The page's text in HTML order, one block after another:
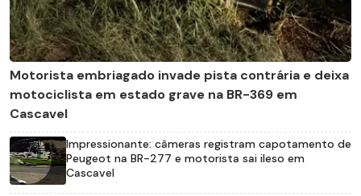
Motorista embriagado invade pista contrária e deixa
motociclista em estado grave na BR-369 em
Cascavel
Impressionante: câmeras registram capotamento de
Peugeot na BR-277 e motorista sai ileso em
Cascavel